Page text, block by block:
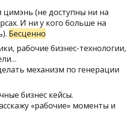
(не доступны ни на
И ни у кого больше на
Бесценно
рабочие бизнес-технологии,
механизм по генерации
бизнес кейсы.
«рабочие» моменты и